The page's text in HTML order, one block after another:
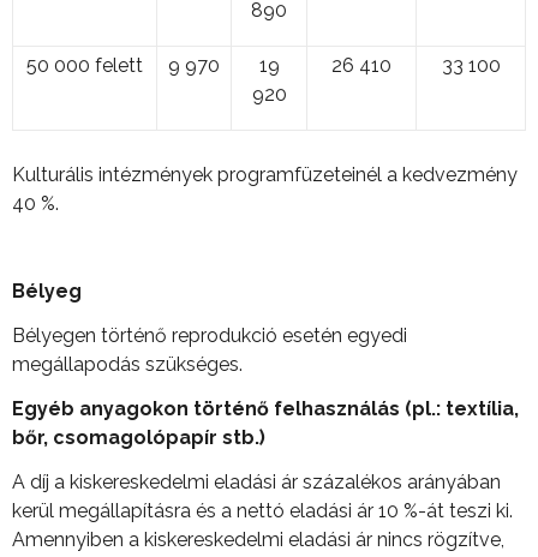
890
50 000 felett 9 970
19
920
26 410 33 100
Kulturális intézmények programfüzeteinél a kedvezmény
40 %.
Bélyeg
Bélyegen történő reprodukció esetén egyedi
megállapodás szükséges.
Egyéb anyagokon történő felhasználás (pl.: textília,
bőr, csomagolópapír stb.)
A díj a kiskereskedelmi eladási ár százalékos arányában
kerül megállapításra és a nettó eladási ár 10 %-át teszi ki.
Amennyiben a kiskereskedelmi eladási ár nincs rögzítve,